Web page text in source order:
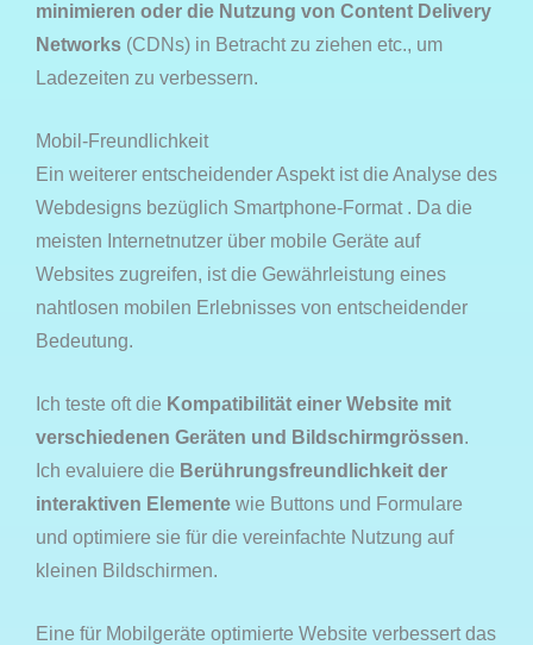
minimieren oder die Nutzung von Content Delivery
Networks (CDNs) in Betracht zu ziehen etc., um
Ladezeiten zu verbessern.
Mobil-Freundlichkeit
Ein weiterer entscheidender Aspekt ist die Analyse des
Webdesigns bezüglich Smartphone-Format . Da die
meisten Internetnutzer über mobile Geräte auf
Websites zugreifen, ist die Gewährleistung eines
nahtlosen mobilen Erlebnisses von entscheidender
Bedeutung.
Ich teste oft die Kompatibilität einer Website mit
verschiedenen Geräten und Bildschirmgrössen.
Ich evaluiere die Berührungsfreundlichkeit der
interaktiven Elemente wie Buttons und Formulare
und optimiere sie für die vereinfachte Nutzung auf
kleinen Bildschirmen.
Eine für Mobilgeräte optimierte Website verbessert das